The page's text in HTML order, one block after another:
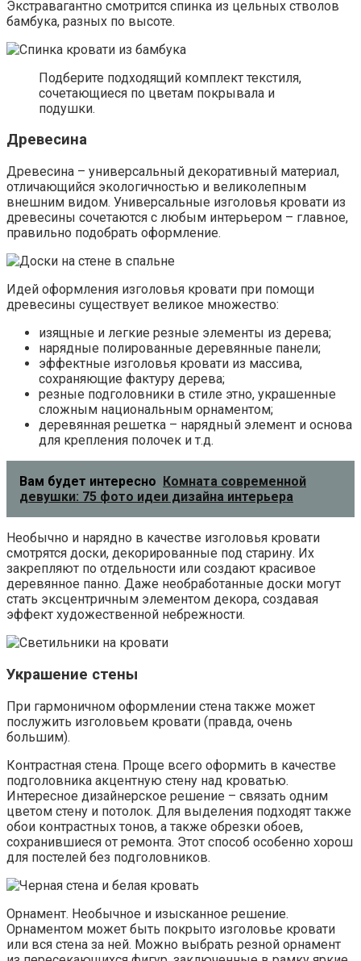
Экстравагантно смотрится спинка из цельных стволов
бамбука, разных по высоте.
Подберите подходящий комплект текстиля,
сочетающиеся по цветам покрывала и
подушки.
Древесина
Древесина – универсальный декоративный материал,
отличающийся экологичностью и великолепным
внешним видом. Универсальные изголовья кровати из
древесины сочетаются с любым интерьером – главное,
правильно подобрать оформление.
Идей оформления изголовья кровати при помощи
древесины существует великое множество:
изящные и легкие резные элементы из дерева;
нарядные полированные деревянные панели;
эффектные изголовья кровати из массива,
сохраняющие фактуру дерева;
резные подголовники в стиле этно, украшенные
сложным национальным орнаментом;
деревянная решетка – нарядный элемент и основа
для крепления полочек и т.д.
Вам будет интересно Комната современной
девушки: 75 фото идеи дизайна интерьера
Необычно и нарядно в качестве изголовья кровати
смотрятся доски, декорированные под старину. Их
закрепляют по отдельности или создают красивое
деревянное панно. Даже необработанные доски могут
стать эксцентричным элементом декора, создавая
эффект художественной небрежности.
Украшение стены
При гармоничном оформлении стена также может
послужить изголовьем кровати (правда, очень
большим).
Контрастная стена. Проще всего оформить в качестве
подголовника акцентную стену над кроватью.
Интересное дизайнерское решение – связать одним
цветом стену и потолок. Для выделения подходят также
обои контрастных тонов, а также обрезки обоев,
сохранившиеся от ремонта. Этот способ особенно хорош
для постелей без подголовников.
Орнамент. Необычное и изысканное решение.
Орнаментом может быть покрыто изголовье кровати
или вся стена за ней. Можно выбрать резной орнамент